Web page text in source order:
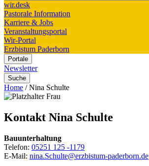
wir.desk
Pastorale Information
Karriere & Jobs
Veranstaltungsportal
Wir-Portal
Erzbistum Paderborn
Portale
Newsletter
Suche
Home /Nina Schulte
Kontakt Nina Schulte
Bauunterhaltung
Telefon: 05251 125 -1179
E-Mail: nina.Schulte@erzbistum-paderborn.de